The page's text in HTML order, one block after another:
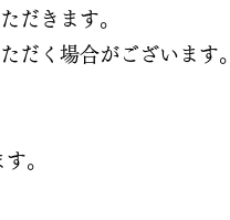
だきます。
だく場合がございます。
。